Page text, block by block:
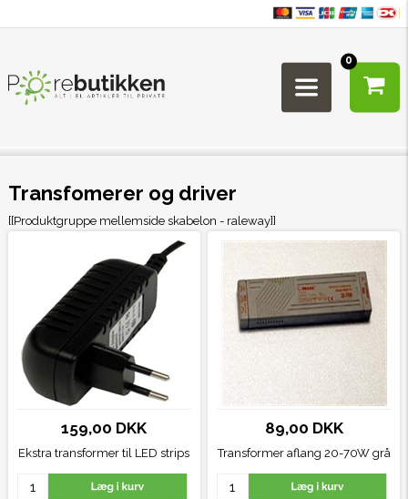
0
Transfomerer og driver
[[Produktgruppe mellemside skabelon - raleway]]
159,00 DKK
Ekstra transformer til LED strips
89,00 DKK
Transformer aflang 20-70W grå